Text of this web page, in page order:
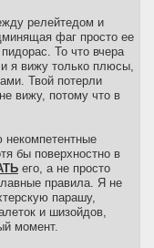
релейтедом и
фаг просто ее
То что вчера
я вижу только плюсы,
Твой потерли
вижу, потому что в
некомпетентные
бы поверхностно в
его, а не просто
правила. Я не
парашу,
и шизойдов,
момент.